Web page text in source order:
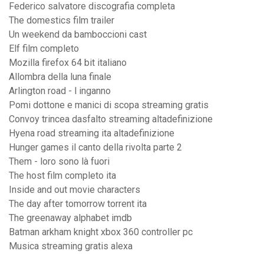
Federico salvatore discografia completa
The domestics film trailer
Un weekend da bamboccioni cast
Elf film completo
Mozilla firefox 64 bit italiano
Allombra della luna finale
Arlington road - l inganno
Pomi dottone e manici di scopa streaming gratis
Convoy trincea dasfalto streaming altadefinizione
Hyena road streaming ita altadefinizione
Hunger games il canto della rivolta parte 2
Them - loro sono là fuori
The host film completo ita
Inside and out movie characters
The day after tomorrow torrent ita
The greenaway alphabet imdb
Batman arkham knight xbox 360 controller pc
Musica streaming gratis alexa